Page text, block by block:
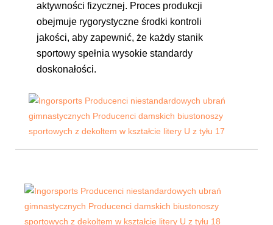
aktywności fizycznej. Proces produkcji
obejmuje rygorystyczne środki kontroli
jakości, aby zapewnić, że każdy stanik
sportowy spełnia wysokie standardy
doskonałości.